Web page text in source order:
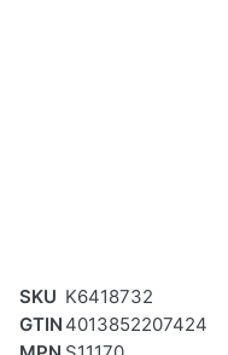
SKU K6418732
GTIN 4013852207424